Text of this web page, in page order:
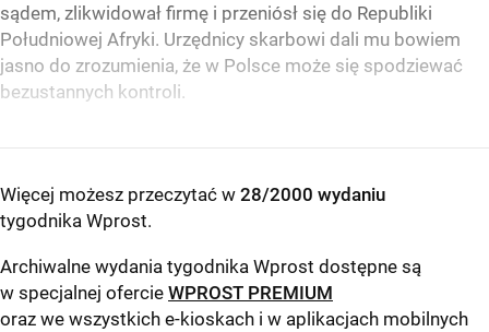
sądem, zlikwidował firmę i przeniósł się do Republiki
Południowej Afryki. Urzędnicy skarbowi dali mu bowiem
jasno do zrozumienia, że w Polsce może się spodziewać
bezustannych kontroli.
Więcej możesz przeczytać w 28/2000 wydaniu
tygodnika Wprost.
Archiwalne wydania tygodnika Wprost dostępne są
w specjalnej ofercie WPROST PREMIUM
oraz we wszystkich e-kioskach i w aplikacjach mobilnych